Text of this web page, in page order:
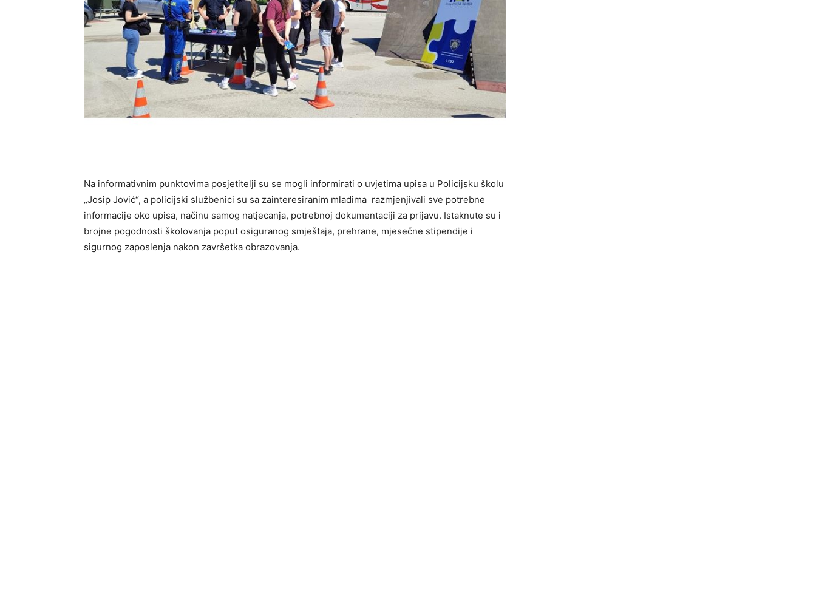
Na informativnim punktovima posjetitelji su se mogli informirati o uvjetima upisa u Policijsku školu
„Josip Jović“, a policijski službenici su sa zainteresiranim mladima razmjenjivali sve potrebne
informacije oko upisa, načinu samog natjecanja, potrebnoj dokumentaciji za prijavu. Istaknute su i
brojne pogodnosti školovanja poput osiguranog smještaja, prehrane, mjesečne stipendije i
sigurnog zaposlenja nakon završetka obrazovanja.